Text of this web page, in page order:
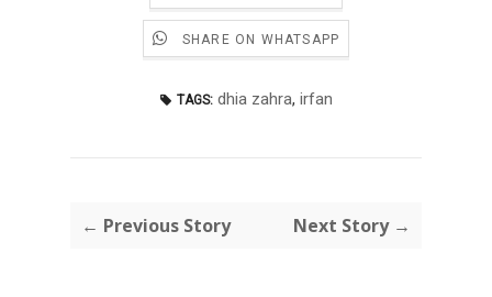
SHARE ON WHATSAPP
TAGS: dhia zahra, irfan
← Previous Story Next Story →